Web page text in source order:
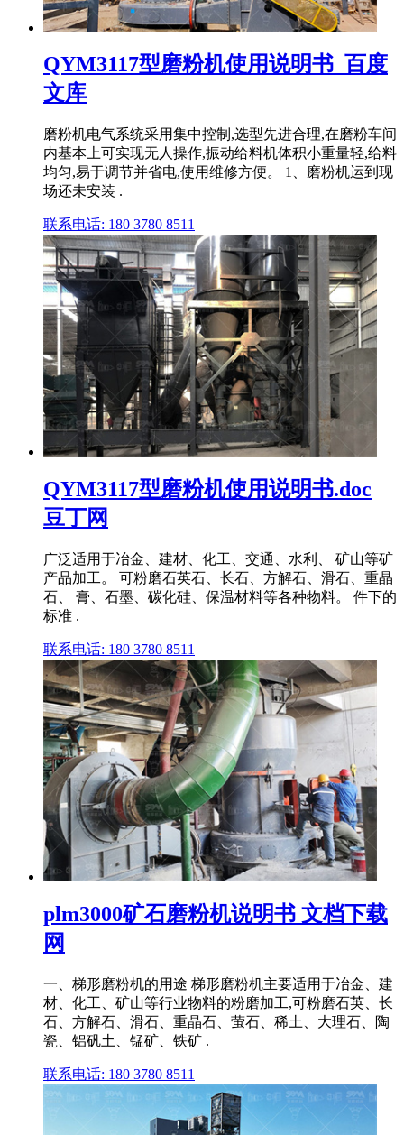
QYM3117型磨粉机使用说明书_百度
文库
磨粉机电气系统采用集中控制,选型先进合理,在磨粉车间
内基本上可实现无人操作,振动给料机体积小重量轻,给料
均匀,易于调节并省电,使用维修方便。 1、磨粉机运到现
场还未安装 .
联系电话: 180 3780 8511
QYM3117型磨粉机使用说明书.doc
豆丁网
广泛适用于冶金、建材、化工、交通、水利、 矿山等矿
产品加工。 可粉磨石英石、长石、方解石、滑石、重晶
石、 膏、石墨、碳化硅、保温材料等各种物料。 件下的
标准 .
联系电话: 180 3780 8511
plm3000矿石磨粉机说明书 文档下载
网
一、梯形磨粉机的用途 梯形磨粉机主要适用于冶金、建
材、化工、矿山等行业物料的粉磨加工,可粉磨石英、长
石、方解石、滑石、重晶石、萤石、稀土、大理石、陶
瓷、铝矾土、锰矿、铁矿 .
联系电话: 180 3780 8511